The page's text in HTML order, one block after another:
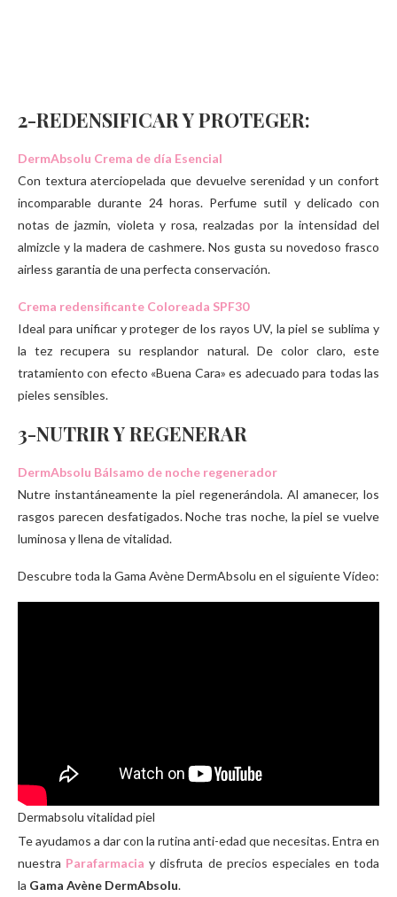
2-REDENSIFICAR Y PROTEGER:
DermAbsolu Crema de día Esencial
Con textura aterciopelada que devuelve serenidad y un confort
incomparable durante 24 horas. Perfume sutil y delicado con
notas de jazmin, violeta y rosa, realzadas por la intensidad del
almizcle y la madera de cashmere. Nos gusta su novedoso frasco
airless garantia de una perfecta conservación.
Crema redensificante Coloreada SPF30
Ideal para unificar y proteger de los rayos UV, la piel se sublima y
la tez recupera su resplandor natural. De color claro, este
tratamiento con efecto «Buena Cara» es adecuado para todas las
pieles sensibles.
3-NUTRIR Y REGENERAR
DermAbsolu Bálsamo de noche regenerador
Nutre instantáneamente la piel regenerándola. Al amanecer, los
rasgos parecen desfatigados. Noche tras noche, la piel se vuelve
luminosa y llena de vitalidad.
Descubre toda la Gama Avène DermAbsolu en el siguiente Vídeo:
Dermabsolu vitalidad piel
Te ayudamos a dar con la rutina anti-edad que necesitas. Entra en
nuestra Parafarmacia y disfruta de precios especiales en toda
la Gama Avène DermAbsolu.